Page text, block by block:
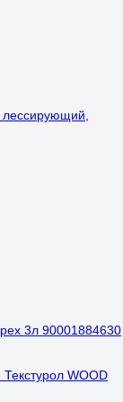
лессирующий,
3л 90001884630